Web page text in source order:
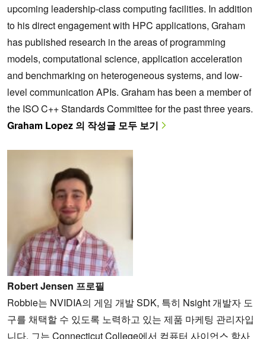
upcoming leadership-class computing facilities. In addition
to his direct engagement with HPC applications, Graham
has published research in the areas of programming
models, computational science, application acceleration
and benchmarking on heterogeneous systems, and low-
level communication APIs. Graham has been a member of
the ISO C++ Standards Committee for the past three years.
Graham Lopez 의 작성글 모두 보기
Robert Jensen 프로필
Robbie는 NVIDIA의 게임 개발 SDK, 특히 Nsight 개발자 도
구를 채택할 수 있도록 노력하고 있는 제품 마케팅 관리자입
니다. 그는 Connecticut College에서 컴퓨터 사이언스 학사